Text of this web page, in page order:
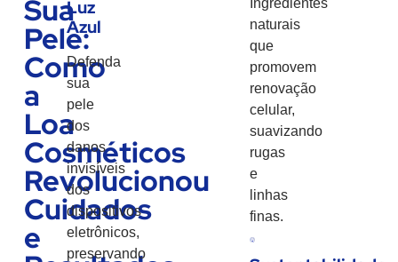
Sua
Pele:
Como
a
Loa
Cosméticos
Revolucionou
Cuidados
e
Luz
Azul
Defenda
sua
pele
dos
danos
invisíveis
dos
dispositivos
eletrônicos,
preservando
Ingredientes
naturais
que
promovem
renovação
celular,
suavizando
rugas
e
linhas
finas.